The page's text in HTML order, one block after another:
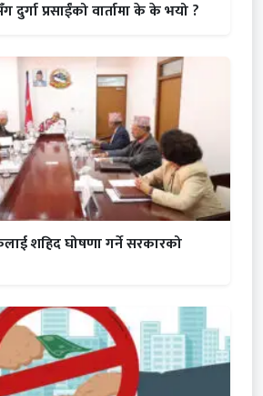
दुर्गा प्रसाईंको वार्तामा के के भयो ?
शहिद घोषणा गर्ने सरकारको